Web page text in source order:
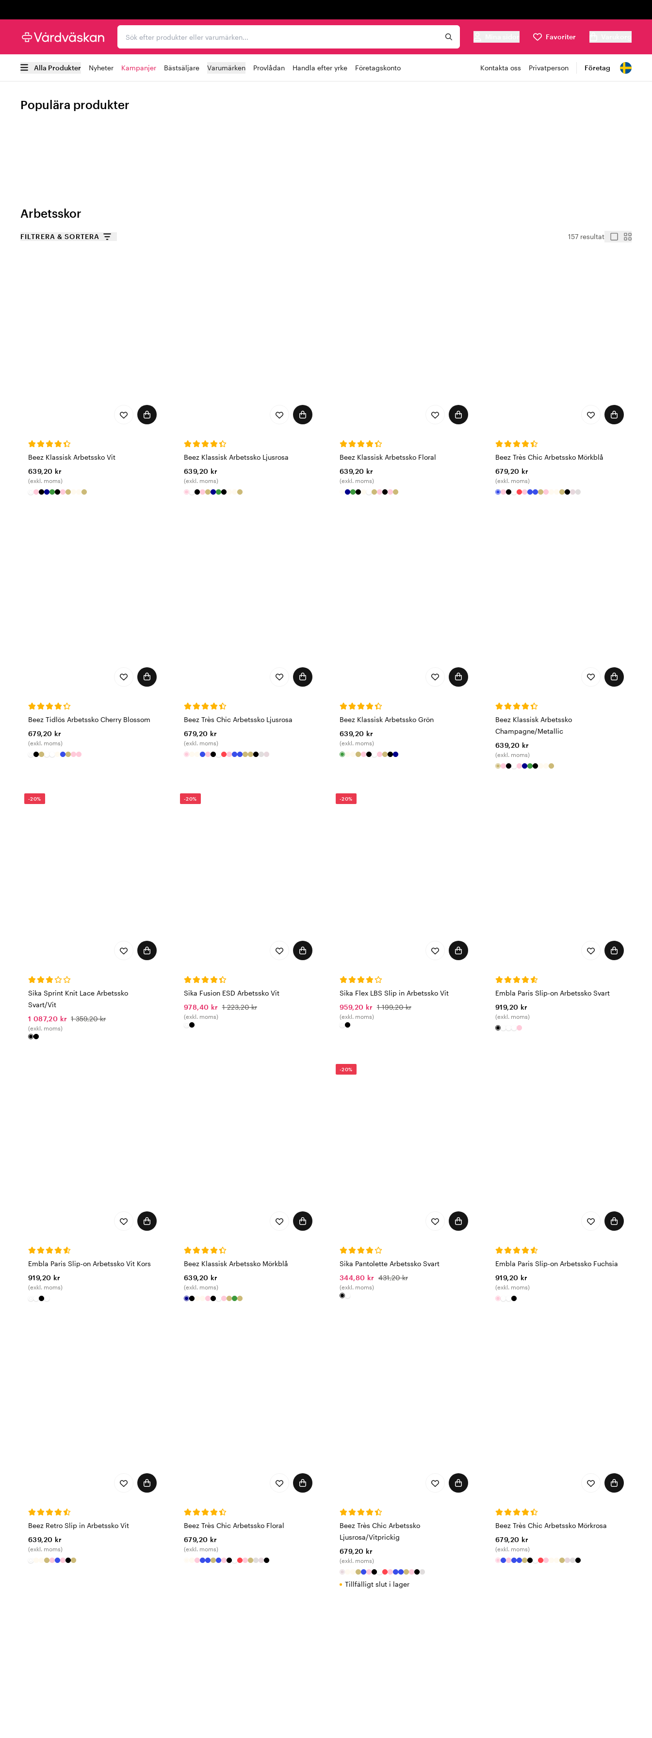
Sök efter produkter eller varumärken...
Favoriter
Alla Produkter Nyheter Kampanjer Bästsäljare Varumärken Provlådan Handla efter yrke Företagskonto Kontakta oss Privatperson Företag
Populära produkter
Arbetsskor
FILTRERA & SORTERA 157 resultat
Beez Klassisk Arbetssko Vit
639,20 kr
(exkl. moms)
Beez Klassisk Arbetssko Ljusrosa
639,20 kr
(exkl. moms)
Beez Klassisk Arbetssko Floral
639,20 kr
(exkl. moms)
Beez Très Chic Arbetssko Mörkblå
679,20 kr
(exkl. moms)
Beez Tidlös Arbetssko Cherry Blossom
679,20 kr
(exkl. moms)
Beez Très Chic Arbetssko Ljusrosa
679,20 kr
(exkl. moms)
Beez Klassisk Arbetssko Grön
639,20 kr
(exkl. moms)
Beez Klassisk Arbetssko
Champagne/Metallic
639,20 kr
(exkl. moms)
-20%
Sika Sprint Knit Lace Arbetssko
Svart/Vit
1 087,20 kr 1 359,20 kr
(exkl. moms)
-20%
Sika Fusion ESD Arbetssko Vit
978,40 kr 1 223,20 kr
(exkl. moms)
-20%
Sika Flex LBS Slip in Arbetssko Vit
959,20 kr 1 199,20 kr
(exkl. moms)
Embla Paris Slip-on Arbetssko Svart
919,20 kr
(exkl. moms)
Embla Paris Slip-on Arbetssko Vit Kors
919,20 kr
(exkl. moms)
Beez Klassisk Arbetssko Mörkblå
639,20 kr
(exkl. moms)
-20%
Sika Pantolette Arbetssko Svart
344,80 kr 431,20 kr
(exkl. moms)
Embla Paris Slip-on Arbetssko Fuchsia
919,20 kr
(exkl. moms)
Beez Retro Slip in Arbetssko Vit
639,20 kr
(exkl. moms)
Beez Très Chic Arbetssko Floral
679,20 kr
(exkl. moms)
Beez Très Chic Arbetssko
Ljusrosa/Vitprickig
679,20 kr
(exkl. moms)
Tillfälligt slut i lager
Beez Très Chic Arbetssko Mörkrosa
679,20 kr
(exkl. moms)